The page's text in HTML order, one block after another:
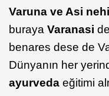
Varuna ve Asi
buraya Varanasi
benares dese de
Dünyanın her
ayurveda eğitimi